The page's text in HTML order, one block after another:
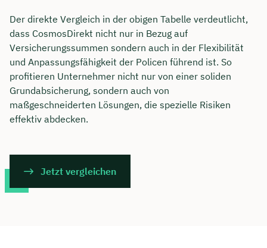
Der direkte Vergleich in der obigen Tabelle verdeutlicht,
dass CosmosDirekt nicht nur in Bezug auf
Versicherungssummen sondern auch in der Flexibilität
und Anpassungsfähigkeit der Policen führend ist. So
profitieren Unternehmer nicht nur von einer soliden
Grundabsicherung, sondern auch von
maßgeschneiderten Lösungen, die spezielle Risiken
effektiv abdecken.
Jetzt vergleichen